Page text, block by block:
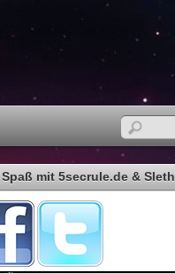
Spaß mit 5secrule.de & Sleth